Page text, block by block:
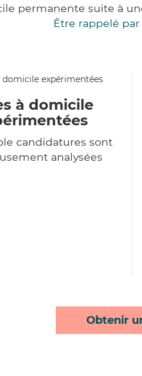
permanente suite à
Être rappelé
à domicile
candidatures sont
analysées
Obtenir